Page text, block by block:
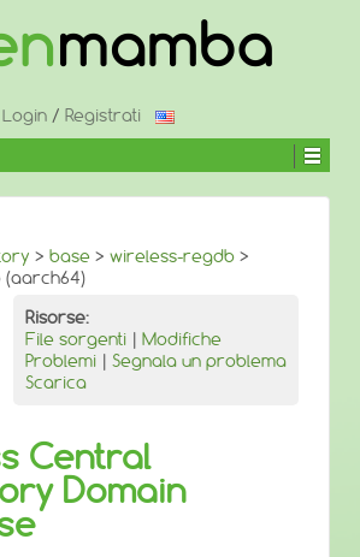
Login / Registrati
> base > wireless-regdb >
Risorse:
File sorgenti | Modifiche
Problemi | Segnala un problema
Scarica
Central
Domain